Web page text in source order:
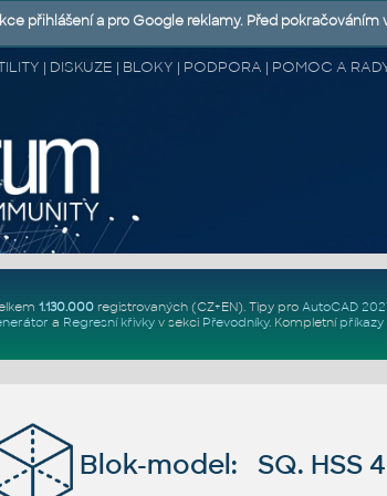
| DISKUZE | BLOKY | PODPORA | POMOC A
1.130.000registrovaných (CZ+EN). Tipy pro AutoCAD
a Regresní křivkyv sekci Převodníky. Kompletní příkazy
Blok-model: SQ. HSS
přihlášení a pro Google reklamy. Před